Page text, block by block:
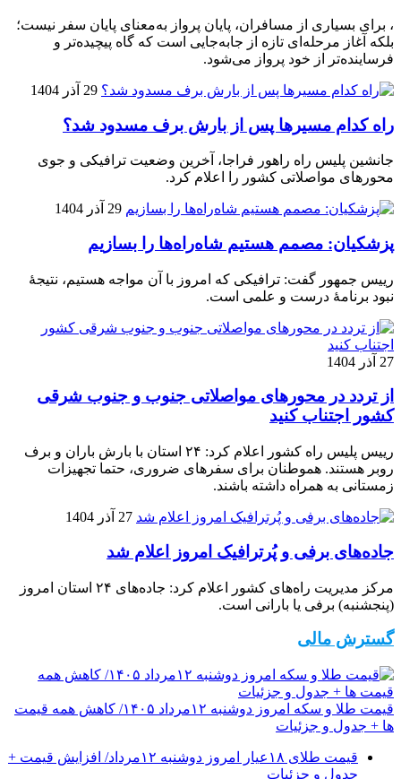
، برای بسیاری از مسافران، پایان پرواز به‌معنای پایان سفر نیست؛
بلکه آغاز مرحله‌ای تازه از جابه‌جایی است که گاه پیچیده‌تر و
فرساینده‌تر از خود پرواز می‌شود.
29 آذر 1404
راه کدام مسیرها پس از بارش برف مسدود شد؟
جانشین پلیس راه راهور فراجا، آخرین وضعیت ترافیکی و جوی
محورهای مواصلاتی کشور را اعلام کرد.
29 آذر 1404
پزشکیان: مصمم هستیم شاه‌راه‌ها را بسازیم
رییس جمهور گفت: ترافیکی که امروز با آن مواجه هستیم، نتیجۀ
نبود برنامۀ درست و علمی است.
27 آذر 1404
از تردد در محورهای مواصلاتی جنوب و جنوب شرقی
کشور اجتناب کنید
رییس پلیس راه کشور اعلام کرد: ۲۴ استان با بارش باران و برف
روبر هستند. هموطنان برای سفرهای ضروری، حتما تجهیزات
زمستانی به همراه داشته باشند.
27 آذر 1404
جاده‌های برفی و پُرترافیک امروز اعلام شد
مرکز مدیریت راه‌های کشور اعلام کرد: جاده‌های ۲۴ استان امروز
(پنجشنبه) برفی یا بارانی است.
گسترش مالی
قیمت طلا و سکه امروز دوشنبه ۱۲مرداد ۱۴۰۵/ کاهش همه قیمت
ها + جدول و جزئیات
قیمت طلای ۱۸عیار امروز دوشنبه ۱۲مرداد/ افزایش قیمت +
جدول و جزئیات